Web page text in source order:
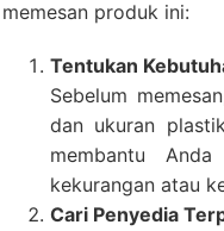
memesan produk ini:
Tentukan
Sebelum
dan ukuran
membantu
kekurangan atau
Cari Penyedia